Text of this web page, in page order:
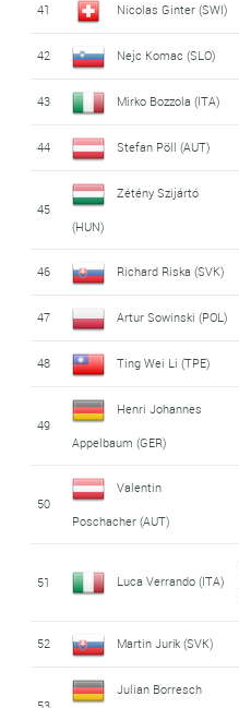
41 Nicolas Ginter (SWI)
42 Nejc Komac (SLO)
43 Mirko Bozzola (ITA)
44 Stefan Pöll (AUT)
45
Zétény Szijártó
(HUN)
46 Richard Riska (SVK)
47 Artur Sowinski (POL)
48 Ting Wei Li (TPE)
49
Henri Johannes
Appelbaum (GER)
50
Valentin
Poschacher (AUT)
51 Luca Verrando (ITA)
52 Martin Jurík (SVK)
Julian Borresch